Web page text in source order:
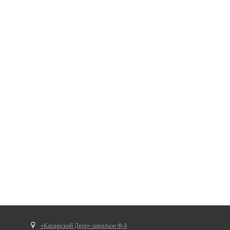
«Каширский Двор» павильон Ф-8